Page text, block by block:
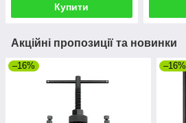
Купити
Акційні пропозиції та новинки
–16% –16%